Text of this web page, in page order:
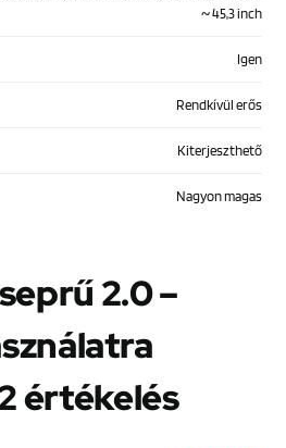
~ 45,3 inch
Igen
Rendkívül erős
Kiterjeszthető
Nagyon magas
2.0 –
értékelés